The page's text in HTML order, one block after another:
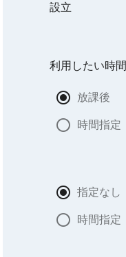
設立
利用したい時間
放課後
時間指定
指定なし
時間指定